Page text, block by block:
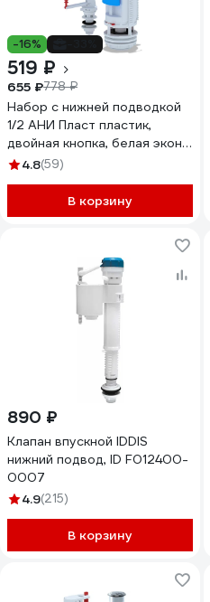
-16%
519 ₽
655 ₽778 ₽
Набор с нижней подводкой
1/2 АНИ Пласт пластик,
двойная кнопка, белая эконо
WC3550
4.8(59)
В корзину
890 ₽
Клапан впускной IDDIS
нижний подвод, ID F012400-
0007
4.9(215)
В корзину